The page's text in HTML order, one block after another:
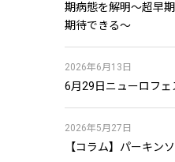
期病態を解明〜超早
期待できる〜
6月29日ニューロフェ
2026年6月13日
【コラム】パーキン
2026年5月27日